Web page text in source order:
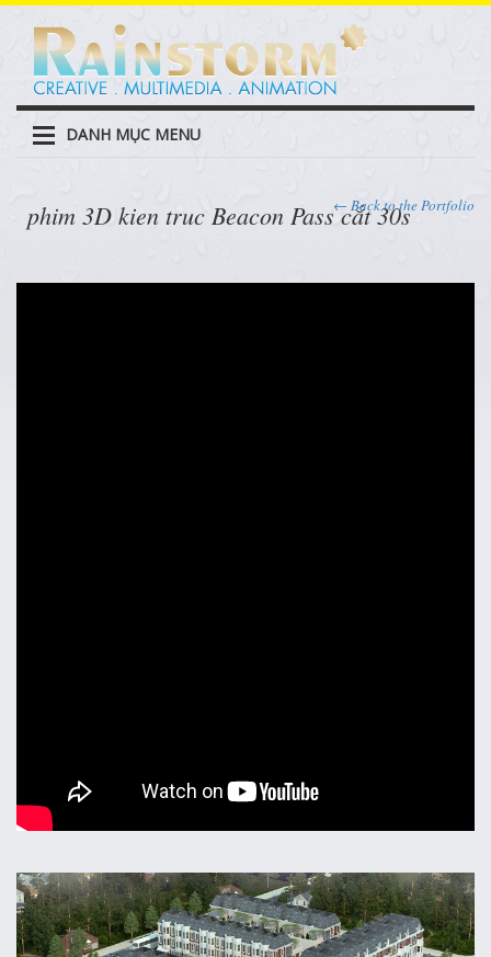
DANH MỤC MENU
phim 3D kien truc Beacon Pass cắt 30s
← Back to the Portfolio